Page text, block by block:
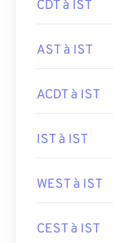
CDT à IST
AST à IST
ACDT à IST
IST à IST
WEST à IST
CEST à IST